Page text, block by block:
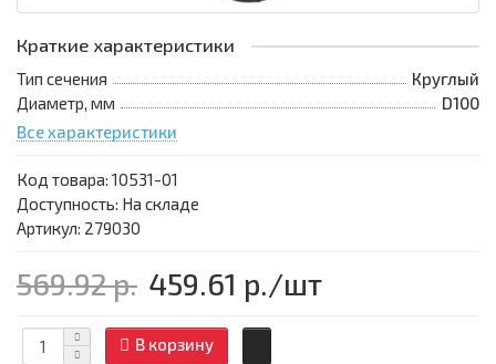
Краткие характеристики
Тип сечения
Круглый
Диаметр, мм
D100
Все характеристики
Код товара: 10531-01
Доступность: На складе
Артикул: 279030
569.92 р. 459.61 р./шт
В корзину